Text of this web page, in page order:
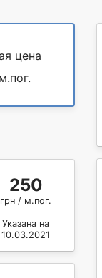
цена
250
грн / м.пог.
Указана на
10.03.2021